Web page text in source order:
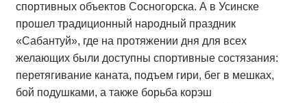
спортивных объектов Сосногорска. А в Усинске
прошел традиционный народный праздник
«Сабантуй», где на протяжении дня для всех
желающих были доступны спортивные состязания:
перетягивание каната, подъем гири, бег в мешках,
бой подушками, а также борьба корэш